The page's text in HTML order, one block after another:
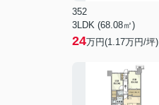
352
3LDK (68.08㎡)
24万円(1.17万円/坪)